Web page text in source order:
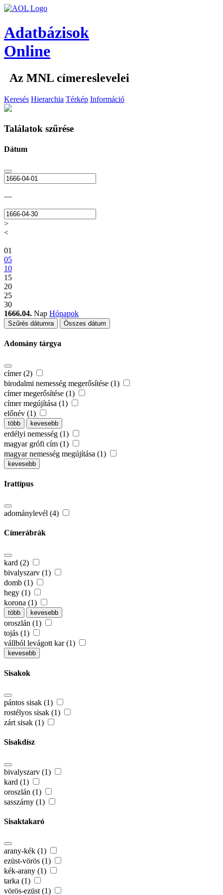
Adatbázisok
Online
Az MNL címereslevelei
Keresés Hierarchia Térkép Információ
Találatok szűrése
Dátum
—
>
<
01
05
10
15
20
25
30
1666.04. Nap Hónapok
Szűrés dátumra Összes dátum
Adomány tárgya
címer (2)
birodalmi nemesség megerősítése (1)
címer megerősítése (1)
címer megújítása (1)
előnév (1)
több kevesebb
erdélyi nemesség (1)
magyar grófi cím (1)
magyar nemesség megújítása (1)
kevesebb
Irattípus
adománylevél (4)
Címerábrák
kard (2)
bivalyszarv (1)
domb (1)
hegy (1)
korona (1)
több kevesebb
oroszlán (1)
tojás (1)
vállból levágott kar (1)
kevesebb
Sisakok
pántos sisak (1)
rostélyos sisak (1)
zárt sisak (1)
Sisakdísz
bivalyszarv (1)
kard (1)
oroszlán (1)
sasszárny (1)
Sisaktakaró
arany-kék (1)
ezüst-vörös (1)
kék-arany (1)
tarka (1)
vörös-ezüst (1)